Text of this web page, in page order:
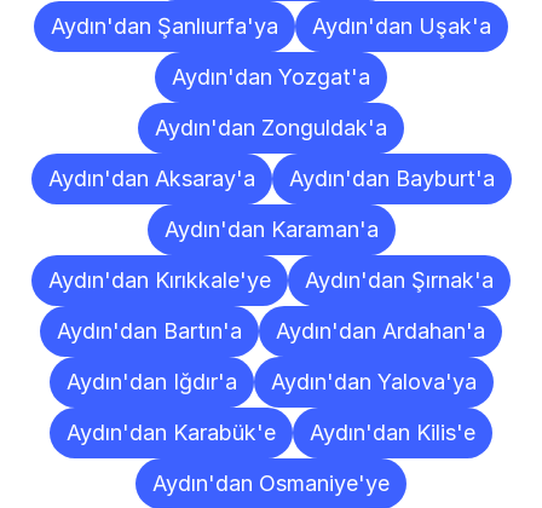
Aydın'dan Şanlıurfa'ya
Aydın'dan Uşak'a
Aydın'dan Yozgat'a
Aydın'dan Zonguldak'a
Aydın'dan Aksaray'a
Aydın'dan Bayburt'a
Aydın'dan Karaman'a
Aydın'dan Kırıkkale'ye
Aydın'dan Şırnak'a
Aydın'dan Bartın'a
Aydın'dan Ardahan'a
Aydın'dan Iğdır'a
Aydın'dan Yalova'ya
Aydın'dan Karabük'e
Aydın'dan Kilis'e
Aydın'dan Osmaniye'ye